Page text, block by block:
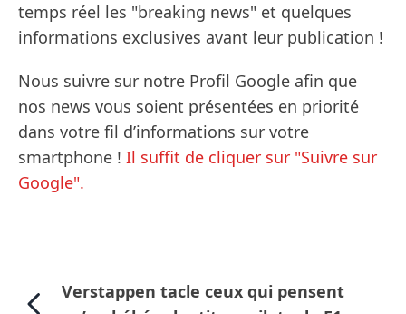
temps réel les "breaking news" et quelques
informations exclusives avant leur publication !
Nous suivre sur notre Profil Google afin que
nos news vous soient présentées en priorité
dans votre fil d’informations sur votre
smartphone ! Il suffit de cliquer sur "Suivre sur
Google".
Verstappen tacle ceux qui pensent